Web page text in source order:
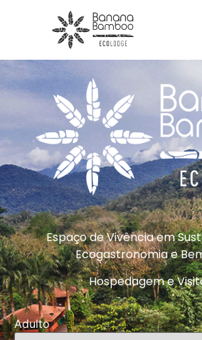
Espaço de Vivência em
Ecogastronomia e
Hospedagem e
Adulto